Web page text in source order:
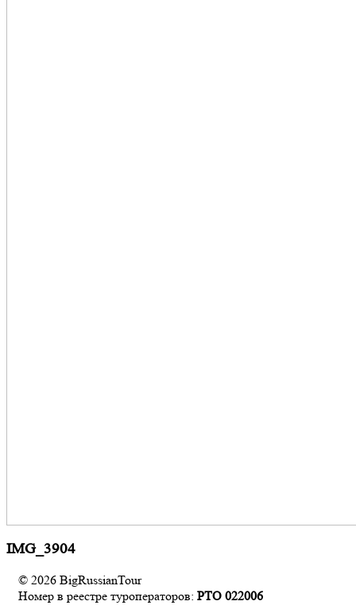
IMG_3904
© 2026 BigRussianTour
Номер в реестре туроператоров: РТО 022006